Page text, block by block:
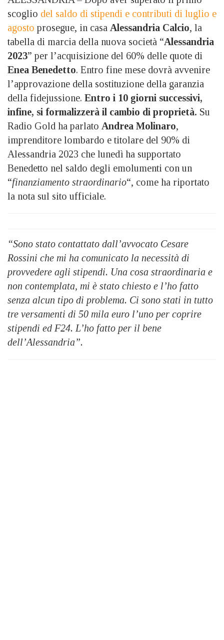
scoglio del saldo di stipendi e contributi di luglio e
agosto prosegue, in casa Alessandria Calcio, la
tabella di marcia della nuova società “Alessandria
2023” per l’acquisizione del 60% delle quote di
Enea Benedetto. Entro fine mese dovrà avvenire
l’approvazione della sostituzione della garanzia
della fidejussione. Entro i 10 giorni successivi,
infine, si formalizzerà il cambio di proprietà. Su
Radio Gold ha parlato Andrea Molinaro,
imprenditore lombardo e titolare del 90% di
Alessandria 2023 che lunedì ha supportato
Benedetto nel saldo degli emolumenti con un
“finanziamento straordinario“, come ha riportato
la nota sul sito ufficiale.
“Sono stato contattato dall’avvocato Cesare
Rossini che mi ha comunicato la necessità di
provvedere agli stipendi. Una cosa straordinaria e
non contemplata, mi è stato chiesto e l’ho fatto
senza alcun tipo di problema. Ci sono stati in tutto
tre versamenti di 50 mila euro l’uno per coprire
stipendi ed F24. L’ho fatto per il bene
dell’Alessandria”.